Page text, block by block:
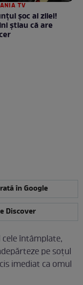
TV
şoc al zilei!
ştiau că are
în Google
Discover
întâmplate,
pe soțul
imediat ca omul